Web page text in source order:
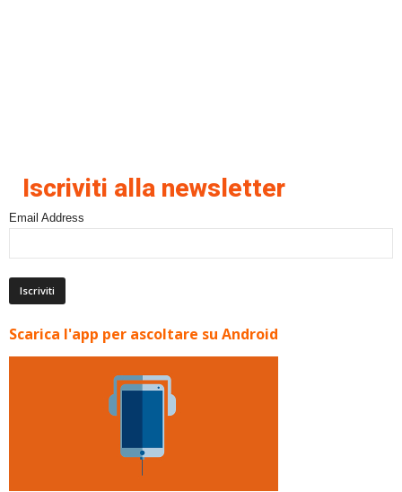
Iscriviti alla newsletter
Email Address
Scarica l'app per ascoltare su Android